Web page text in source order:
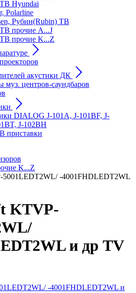
Hyundai
Polarline
Рубин(Rubin) ТВ
прочие A...J
прочие K...Z
акустики ДК
муз. центров-саундбаров
DIALOG J-101A, J-101BF, J-
J-102BH
приставки
K...Z
5001LEDT2WL/ -4001FHDLEDT2WL
KTVP-
и др TV